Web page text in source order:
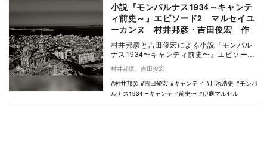
小説『モンパルナス1934～キャンテ
ィ前史～』エピソード2 マルセイユ
ーカンヌ 村井邦彦・吉田俊宏 作
村井邦彦と吉田俊宏による小説『モンパル
ナス1934〜キャンティ前史〜』エピソード
2では、川添紫郎（浩史）が神戸から長い船
旅を経て…
村井邦彦、吉田俊宏
村井邦彦
吉田俊宏 キャンティ 川添浩史
モンパ
ルナス1934〜キャンティ前史〜
伊庭マルセル